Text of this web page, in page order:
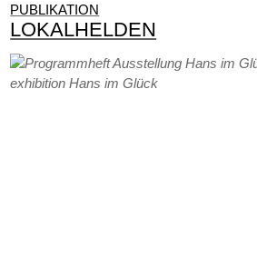
PUBLIKATION
LOKALHELDEN